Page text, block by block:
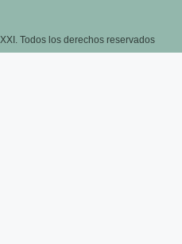
Todos los derechos reservados